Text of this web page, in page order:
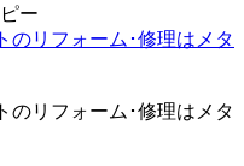
ー
のリフォーム･修理はメタ
のリフォーム･修理はメタ